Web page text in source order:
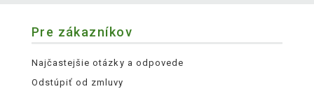
Pre zákazníkov
Najčastejšie otázky a odpovede
Odstúpiť od zmluvy